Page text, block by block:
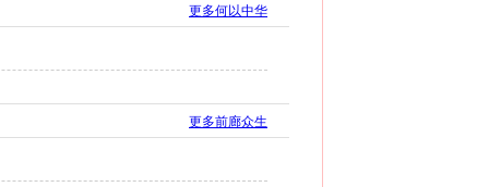
更多何以中华
更多前廊众生